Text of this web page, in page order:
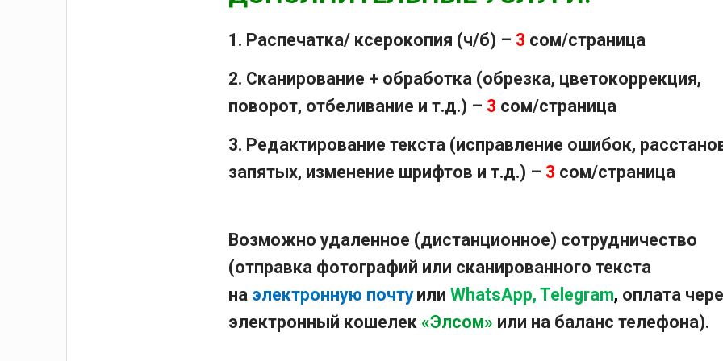
1. Распечатка/ ксерокопия (ч/б) – 3 сом/страница
2. Сканирование + обработка (обрезка, цветокоррекция,
поворот, отбеливание и т.д.) – 3 сом/страница
3. Редактирование текста (исправление ошибок,
запятых, изменение шрифтов и т.д.) – 3 сом/страница
Возможно удаленное (дистанционное) сотрудничество
(отправка фотографий или сканированного текста
на электронную почтуилиWhatsApp, Telegram, оплата
электронный кошелек «Элсом» или на баланс телефона).